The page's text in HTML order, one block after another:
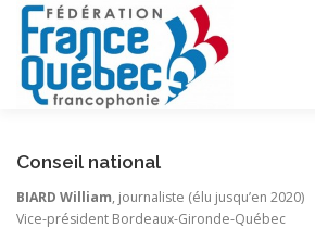
Aller
contenu
ACTUALITÉS CONGRÈS COMMUN
Conseil national
BIARD William, journaliste (élu jusqu’en 2020)
Vice-président Bordeaux-Gironde-Québec